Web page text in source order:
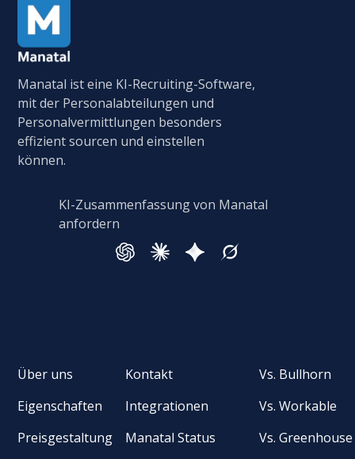
Manatal ist eine KI-Recruiting-Software,
mit der Personalabteilungen und
Personalvermittlungen besonders
effizient sourcen und einstellen
können.
KI-Zusammenfassung von Manatal
anfordern
Über uns
Eigenschaften
Preisgestaltung
Kontakt
Integrationen
Manatal Status
Vs. Bullhorn
Vs. Workable
Vs. Greenhouse